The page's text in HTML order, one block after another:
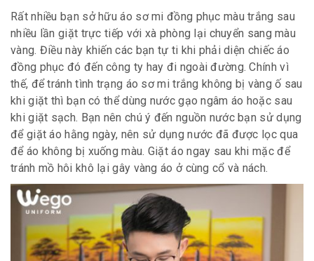
Rất nhiều bạn sở hữu áo sơ mi đồng phục màu trắng sau
nhiều lần giặt trực tiếp với xà phòng lại chuyển sang màu
vàng. Điều này khiến các bạn tự ti khi phải diện chiếc áo
đồng phục đó đến công ty hay đi ngoài đường. Chính vì
thế, để tránh tình trạng áo sơ mi trắng không bị vàng ố sau
khi giặt thì bạn có thể dùng nước gạo ngâm áo hoặc sau
khi giặt sạch. Bạn nên chú ý đến nguồn nước bạn sử dụng
để giặt áo hằng ngày, nên sử dụng nước đã được lọc qua
để áo không bị xuống màu. Giặt áo ngay sau khi mặc để
tránh mồ hôi khô lại gây vàng áo ở cùng cổ và nách.